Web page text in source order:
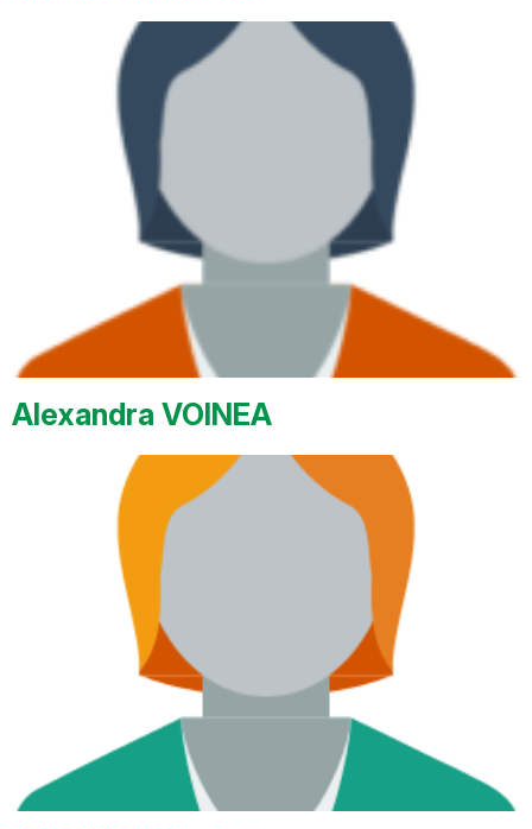
Alexandra VOINEA